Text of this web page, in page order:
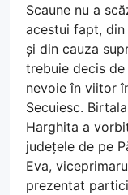
Scaune nu a
acestui fapt,
și din cauza
trebuie decis
nevoie în viitor
Secuiesc.
Harghita a
județele de pe
Eva,
prezentat